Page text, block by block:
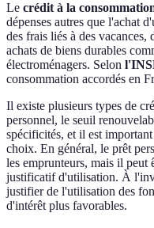
Le crédit à la
dépenses autres que l'achat
des frais liés à des vacances,
achats de biens durables
électroménagers. Selon
consommation accordés en
Il existe plusieurs types de
personnel, le seuil
spécificités, et il est
choix. En général, le prêt
les emprunteurs, mais il peut
justificatif d'utilisation. À
justifier de l'utilisation des
d'intérêt plus favorables.